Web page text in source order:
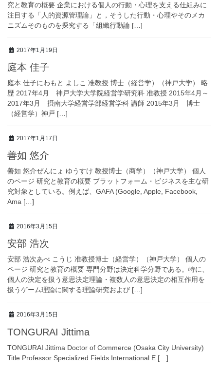
究と教育の概要 企業における個人の行動・心理を支える仕組みに
注目する「人的資源管理論」と，そうした行動・心理やそのメカ
ニズムそのものを探究する「組織行動論 […]
2017年1月19日
庭本 佳子
庭本 佳子にわもと よしこ 准教授 博士（経営学）（神戸大学） 略
歴 2017年4月 神戸大学大学院経営学研究科 准教授 2015年4月～
2017年3月 摂南大学経営学部経営学科 講師 2015年3月 博士
（経営学）神戸 […]
2017年1月17日
善如 悠介
善如 悠介ぜんにょ ゆうすけ 教授博士（商学）（神戸大学） 個人
のページ 研究と教育の概要 プラットフォーム・ビジネスを主な研
究対象としている。例えば、GAFA (Google, Apple, Facebook,
Ama […]
2016年3月15日
安部 浩次
安部 浩次あべ こうじ 准教授博士（経営学）（神戸大学） 個人の
ページ 研究と教育の概要 専門分野は決定科学分野である。特に、
個人の決定を扱う意思決定理論・複数人の意思決定の相互作用を
扱うゲーム理論に関する理論研究および […]
2016年3月15日
TONGURAI Jittima
TONGURAI Jittima Doctor of Commerce (Osaka City University)
Title Professor Specialized Fields International E […]